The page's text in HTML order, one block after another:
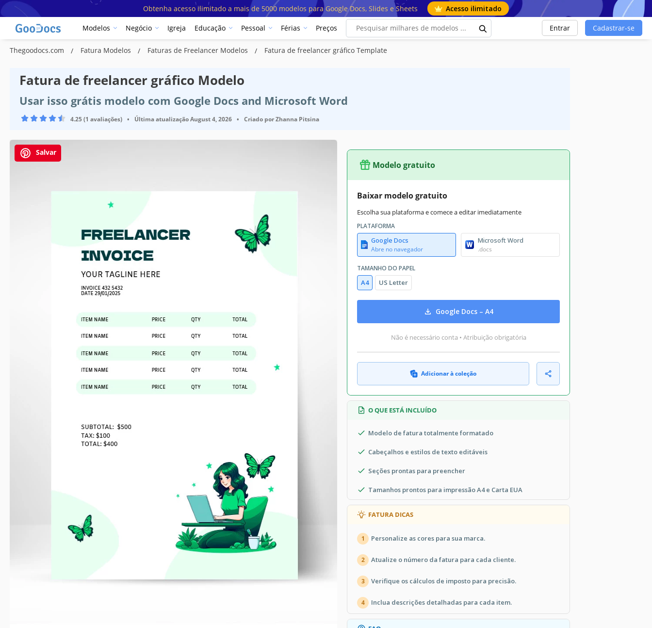
Obtenha acesso ilimitado a mais de 5000 modelos para Google Docs, Slides e Sheets Acesso ilimitado
Modelos Negócio Igreja Educação Pessoal Férias Preços Entrar Cadastrar-se
Thegoodocs.com Fatura Modelos Faturas de Freelancer Modelos Fatura de freelancer gráfico Template
Fatura de freelancer gráfico Modelo
Usar isso grátis modelo com Google Docs and Microsoft Word
4.25 (1 avaliações) • Última atualizaçãoAugust 4, 2026 • Criado porZhanna Pitsina
Salvar
Modelo gratuito
Baixar modelo gratuito
Escolha sua plataforma e comece a editar imediatamente
PLATAFORMA
Google Docs
Abre no navegador
Microsoft Word
.docs
TAMANHO DO PAPEL
A4 US Letter
Google Docs – A4
Não é necessário conta • Atribuição obrigatória
Adicionar à coleção
O QUE ESTÁ INCLUÍDO
Modelo de fatura totalmente formatado
Cabeçalhos e estilos de texto editáveis
Seções prontas para preencher
Tamanhos prontos para impressão A4 e Carta EUA
FATURA DICAS
1 Personalize as cores para sua marca.
2 Atualize o número da fatura para cada cliente.
3 Verifique os cálculos de imposto para precisão.
4 Inclua descrições detalhadas para cada item.